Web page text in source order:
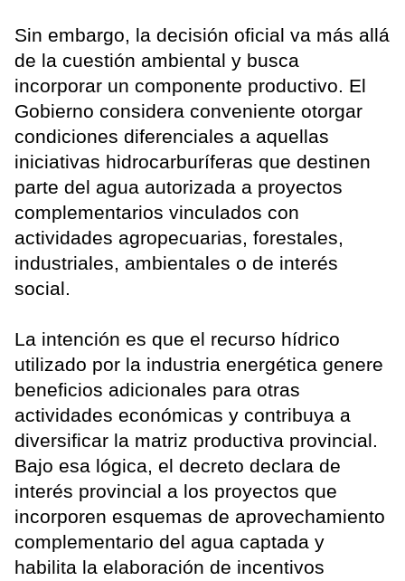
Sin embargo, la decisión oficial va más allá
de la cuestión ambiental y busca
incorporar un componente productivo. El
Gobierno considera conveniente otorgar
condiciones diferenciales a aquellas
iniciativas hidrocarburíferas que destinen
parte del agua autorizada a proyectos
complementarios vinculados con
actividades agropecuarias, forestales,
industriales, ambientales o de interés
social.
La intención es que el recurso hídrico
utilizado por la industria energética genere
beneficios adicionales para otras
actividades económicas y contribuya a
diversificar la matriz productiva provincial.
Bajo esa lógica, el decreto declara de
interés provincial a los proyectos que
incorporen esquemas de aprovechamiento
complementario del agua captada y
habilita la elaboración de incentivos